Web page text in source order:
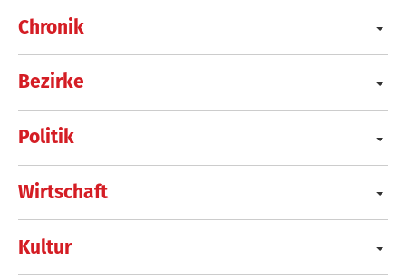
Chronik
Bezirke
Politik
Wirtschaft
Kultur